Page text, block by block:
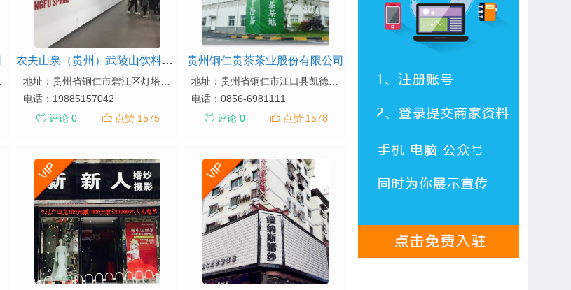
农夫山泉（贵州）武陵山饮料有限公司
电话： 19885157042
评论 0
点赞 1575
贵州铜仁贵茶茶业股份有限公司
电话： 0856-6981111
评论 0
点赞 1578